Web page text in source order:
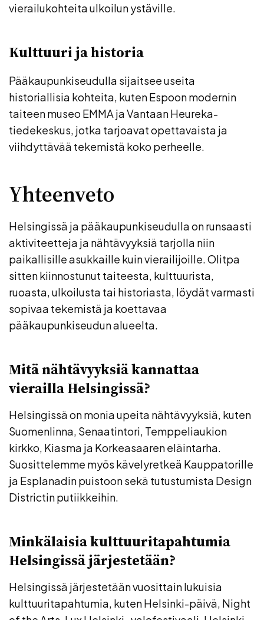
vierailukohteita ulkoilun ystäville.
Kulttuuri ja historia
Pääkaupunkiseudulla sijaitsee useita
historiallisia kohteita, kuten Espoon modernin
taiteen museo EMMA ja Vantaan Heureka-
tiedekeskus, jotka tarjoavat opettavaista ja
viihdyttävää tekemistä koko perheelle.
Yhteenveto
Helsingissä ja pääkaupunkiseudulla on runsaasti
aktiviteetteja ja nähtävyyksiä tarjolla niin
paikallisille asukkaille kuin vierailijoille. Olitpa
sitten kiinnostunut taiteesta, kulttuurista,
ruoasta, ulkoilusta tai historiasta, löydät varmasti
sopivaa tekemistä ja koettavaa
pääkaupunkiseudun alueelta.
Mitä nähtävyyksiä kannattaa
vierailla Helsingissä?
Helsingissä on monia upeita nähtävyyksiä, kuten
Suomenlinna, Senaatintori, Temppeliaukion
kirkko, Kiasma ja Korkeasaaren eläintarha.
Suosittelemme myös kävelyretkeä Kauppatorille
ja Esplanadin puistoon sekä tutustumista Design
Districtin putiikkeihin.
Minkälaisia kulttuuritapahtumia
Helsingissä järjestetään?
Helsingissä järjestetään vuosittain lukuisia
kulttuuritapahtumia, kuten Helsinki-päivä, Night